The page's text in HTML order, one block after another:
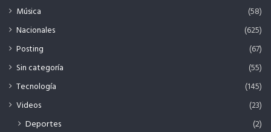
Música
(58)
Nacionales
(625)
Posting
(67)
Sin categoría
(55)
Tecnología
(145)
Videos
(23)
Deportes
(2)